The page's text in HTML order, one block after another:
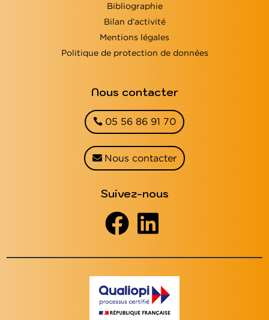
Bibliographie
Bilan d’activité
Mentions légales
Politique de protection de données
Nous contacter
05 56 86 91 70
Nous contacter
Suivez-nous